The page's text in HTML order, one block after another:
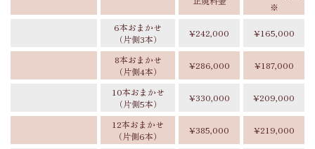
※
6本おまかせ
（片側3本）
¥242,000 ¥165,000
8本おまかせ
（片側4本）
¥286,000 ¥187,000
10本おまかせ
（片側5本）
¥330,000 ¥209,000
12本おまかせ
（片側6本）
¥385,000 ¥219,000